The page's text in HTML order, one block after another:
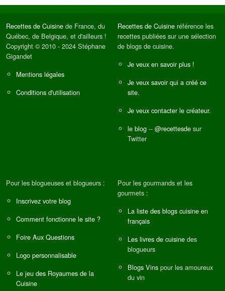
Recettes de Cuisine de France, du
Québec, de Belgique, et d'ailleurs !
Copyright © 2010 - 2024 Stéphane
Gigandet
Mentions légales
Conditions d'utilisation
Recettes de Cuisine référence les
recettes publiées sur une sélection
de blogs de cuisine.
Je veux en savoir plus !
Je veux savoir qui a créé ce
site.
Je veux contacter le créateur.
le blog -- @recettesde sur
Twitter
Pour les blogueuses et blogueurs :
Inscrivez votre blog
Comment fonctionne le site ?
Foire Aux Questions
Logo personnalisable
Le jeu des Royaumes de la
Cuisine
Pour les gourmands et les
gourmets :
La liste des blogs cuisine en
français
Les livres de cuisine des
blogueurs
Blogs Vins pour les amoureux
du vin